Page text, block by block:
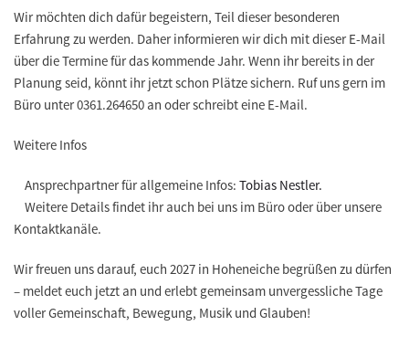
Wir möchten dich dafür begeistern, Teil dieser besonderen
Erfahrung zu werden. Daher informieren wir dich mit dieser E-Mail
über die Termine für das kommende Jahr. Wenn ihr bereits in der
Planung seid, könnt ihr jetzt schon Plätze sichern. Ruf uns gern im
Büro unter 0361.264650 an oder schreibt eine E-Mail.
Weitere Infos
Ansprechpartner für allgemeine Infos: Tobias Nestler.
Weitere Details findet ihr auch bei uns im Büro oder über unsere
Kontaktkanäle.
Wir freuen uns darauf, euch 2027 in Hoheneiche begrüßen zu dürfen
– meldet euch jetzt an und erlebt gemeinsam unvergessliche Tage
voller Gemeinschaft, Bewegung, Musik und Glauben!